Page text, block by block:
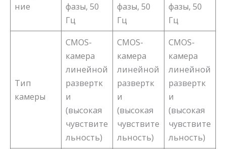
ние
фазы, 50
Гц
фазы, 50
Гц
фазы, 50
Гц
Тип
камеры
CMOS-
камера
линейной
развертк
и
(высокая
чувствите
льность)
CMOS-
камера
линейной
развертк
и
(высокая
чувствите
льность)
CMOS-
камера
линейной
развертк
и
(высокая
чувствите
льность)